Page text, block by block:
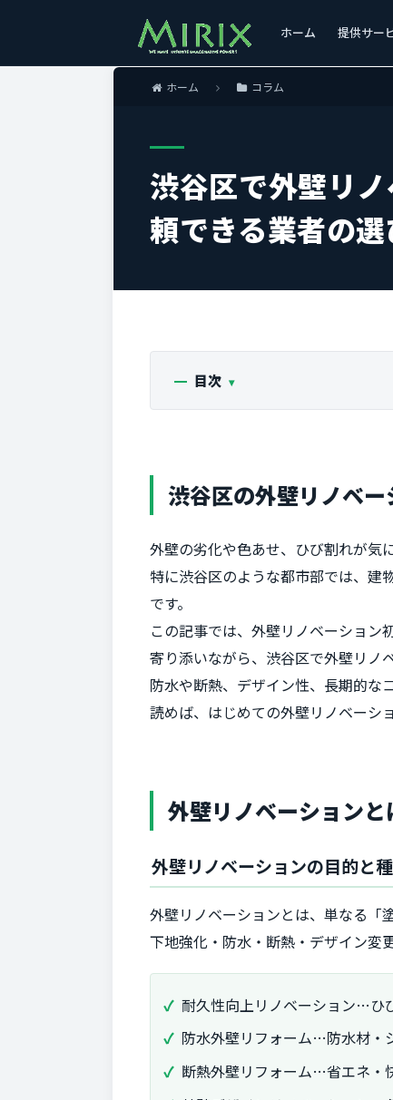
ホーム 提供サー
ホーム コラム
渋谷区で外壁リ
頼できる業者の
目次
渋谷区の外壁リノベ
外壁の劣化や色あせ、ひび割れが気
特に渋谷区のような都市部では、建
です。
この記事では、外壁リノベーション
寄り添いながら、渋谷区で外壁リノ
防水や断熱、デザイン性、長期的な
読めば、はじめての外壁リノベーシ
外壁リノベーション
外壁リノベーションの目的と
外壁リノベーションとは、単なる「
下地強化・防水・断熱・デザイン変
耐久性向上リノベーション…ひ
防水外壁リフォーム…防水材・
断熱外壁リフォーム…省エネ・